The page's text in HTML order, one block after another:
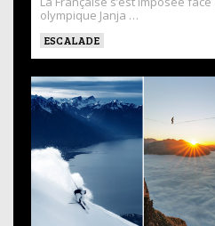
olympique Janja …
ESCALADE